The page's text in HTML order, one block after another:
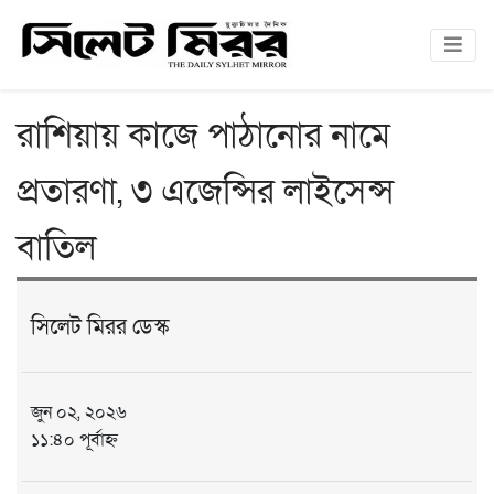
রাশিয়ায় কাজে পাঠানোর নামে
প্রতারণা, ৩ এজেন্সির লাইসেন্স
বাতিল
সিলেট মিরর ডেস্ক
জুন ০২, ২০২৬
১১:৪০ পূর্বাহ্ন